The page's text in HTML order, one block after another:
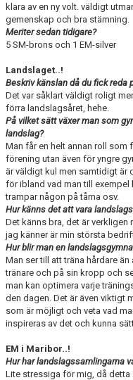
klara av en ny volt. väldigt
gemenskap och bra stämning.
Meriter sedan tidigare?
5 SM-brons och 1 EM-silver
Landslaget..!
Beskriv känslan då du fick reda
Det var såklart väldigt roligt
förra landslagsåret, hehe.
På vilket sätt växer man som
landslag?
Man får en helt annan roll som
förening utan även för yngre
är väldigt kul men samtidigt är
för ibland vad man till
trampar någon på tårna osv.
Hur känns det att vara
Det känns bra, det är
jag känner är min största
Hur blir man en
Man ser till att träna hårdare
tränare och på sin kropp och
man kan optimera varje
den dagen. Det är även viktigt
som är möjligt och veta vad
inspireras av det och kunna
EM i Maribor..!
Hur har landslagssamlingarna
Lite stressiga för mig, då